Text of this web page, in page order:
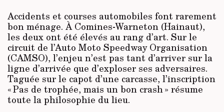
Accidents et courses automobiles font rarement
bon ménage. À Comines-Warneton (Hainaut),
les deux ont été élevés au rang d’art. Sur le
circuit de l’Auto Moto Speedway Organisation
(CAMSO), l’enjeu n’est pas tant d’arriver sur la
ligne d’arrivée que d’exploser ses adversaires.
Taguée sur le capot d’une carcasse, l’inscription
« Pas de trophée, mais un bon crash » résume
toute la philosophie du lieu.